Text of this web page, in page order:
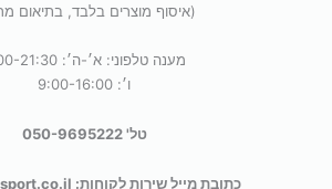
(איסוף מוצרים בלבד, בתיאום
מענה טלפוני: א׳-ה׳: 9:00-21:30
ו׳: 9:00-16:00
טל' 050-9695222
כתובת מייל שירות לקוחות: hello@idosport.co.il